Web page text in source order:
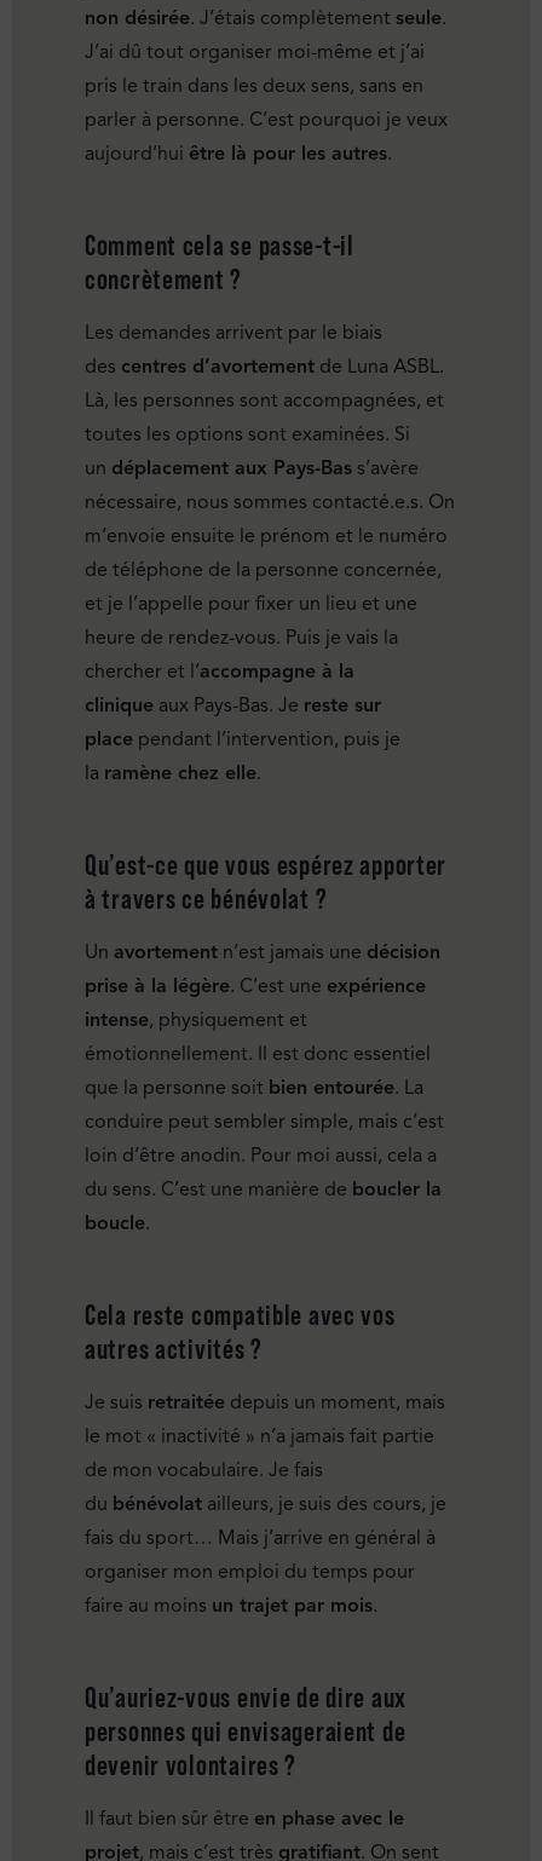
non désirée. J’étais complètement seule.
J’ai dû tout organiser moi-même et j’ai
pris le train dans les deux sens, sans en
parler à personne. C’est pourquoi je veux
aujourd’hui être là pour les autres.
Comment cela se passe-t-il
concrètement ?
Les demandes arrivent par le biais
des centres d’avortement de Luna ASBL.
Là, les personnes sont accompagnées, et
toutes les options sont examinées. Si
un déplacement aux Pays-Bas s’avère
nécessaire, nous sommes contacté.e.s. On
m’envoie ensuite le prénom et le numéro
de téléphone de la personne concernée,
et je l’appelle pour fixer un lieu et une
heure de rendez-vous. Puis je vais la
chercher et l’accompagne à la
clinique aux Pays-Bas. Je reste sur
place pendant l’intervention, puis je
la ramène chez elle.
Qu’est-ce que vous espérez apporter
à travers ce bénévolat ?
Un avortement n’est jamais une décision
prise à la légère. C’est une expérience
intense, physiquement et
émotionnellement. Il est donc essentiel
que la personne soit bien entourée. La
conduire peut sembler simple, mais c’est
loin d’être anodin. Pour moi aussi, cela a
du sens. C’est une manière de boucler la
boucle.
Cela reste compatible avec vos
autres activités ?
Je suis retraitée depuis un moment, mais
le mot « inactivité » n’a jamais fait partie
de mon vocabulaire. Je fais
du bénévolat ailleurs, je suis des cours, je
fais du sport… Mais j’arrive en général à
organiser mon emploi du temps pour
faire au moins un trajet par mois.
Qu’auriez-vous envie de dire aux
personnes qui envisageraient de
devenir volontaires ?
Il faut bien sûr être en phase avec le
projet, mais c’est très gratifiant. On sent